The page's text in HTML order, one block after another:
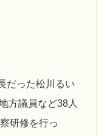
だった松川るい
方議員など38人
研修を行っ